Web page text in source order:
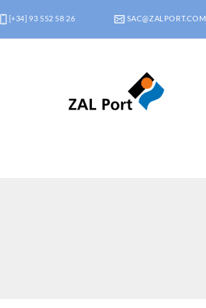
[+34] 93 552 58 26 SAC@ZALPORT.COM